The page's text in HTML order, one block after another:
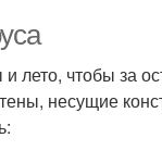
лето, чтобы за
несущие